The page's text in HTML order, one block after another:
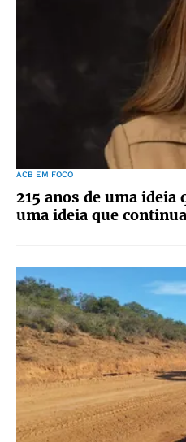
ACB EM FOCO
215 anos de uma ideia
uma ideia que